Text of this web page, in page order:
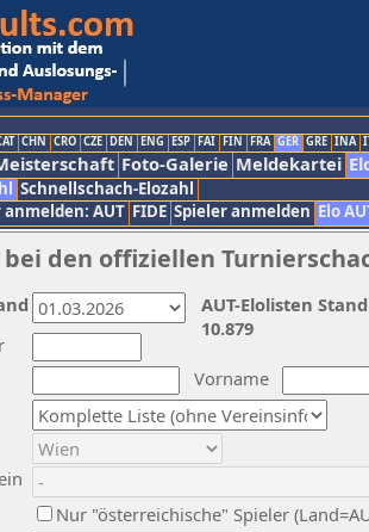
CHN CRO CZE DEN ENG ESP FAI FIN FRA GER GRE INA
Foto-Galerie Meldekartei
Schnellschach-Elozahl
AUT FIDE Spieler anmelden Elo
den offiziellen
Vorname
Nur "österreichische" Spieler
AUT-Elolisten
10.879